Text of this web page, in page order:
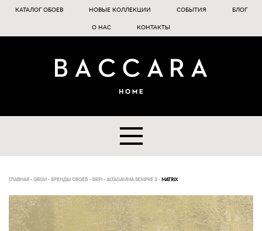
КАТАЛОГ ОБОЕВ НОВЫЕ КОЛЛЕКЦИИ СОБЫТИЯ БЛОГ
О НАС КОНТАКТЫ
ГЛАВНАЯ - ОБОИ - БРЕНДЫ ОБОЕВ - SIRPI - ALTAGAMMA SEMPRE 3 - MATRIX